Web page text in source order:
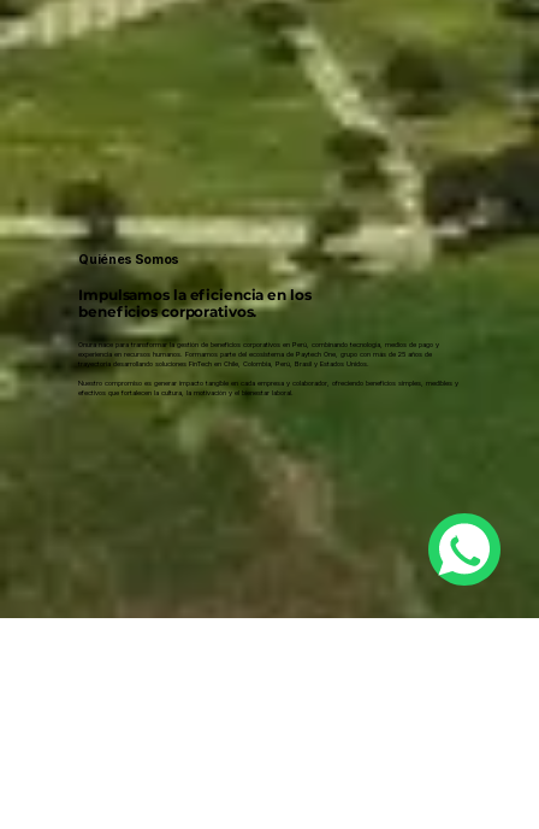
Quiénes Somos
Impulsamos la eficiencia en los
beneficios corporativos.
Onura nace para transformar la gestión de beneficios corporativos en Perú, combinando tecnología, medios de pago y
experiencia en recursos humanos. Formamos parte del ecosistema de Paytech One, grupo con más de 25 años de
trayectoria desarrollando soluciones FinTech en Chile, Colombia, Perú, Brasil y Estados Unidos.
Nuestro compromiso es generar impacto tangible en cada empresa y colaborador, ofreciendo beneficios simples, medibles y
efectivos que fortalecen la cultura, la motivación y el bienestar laboral.